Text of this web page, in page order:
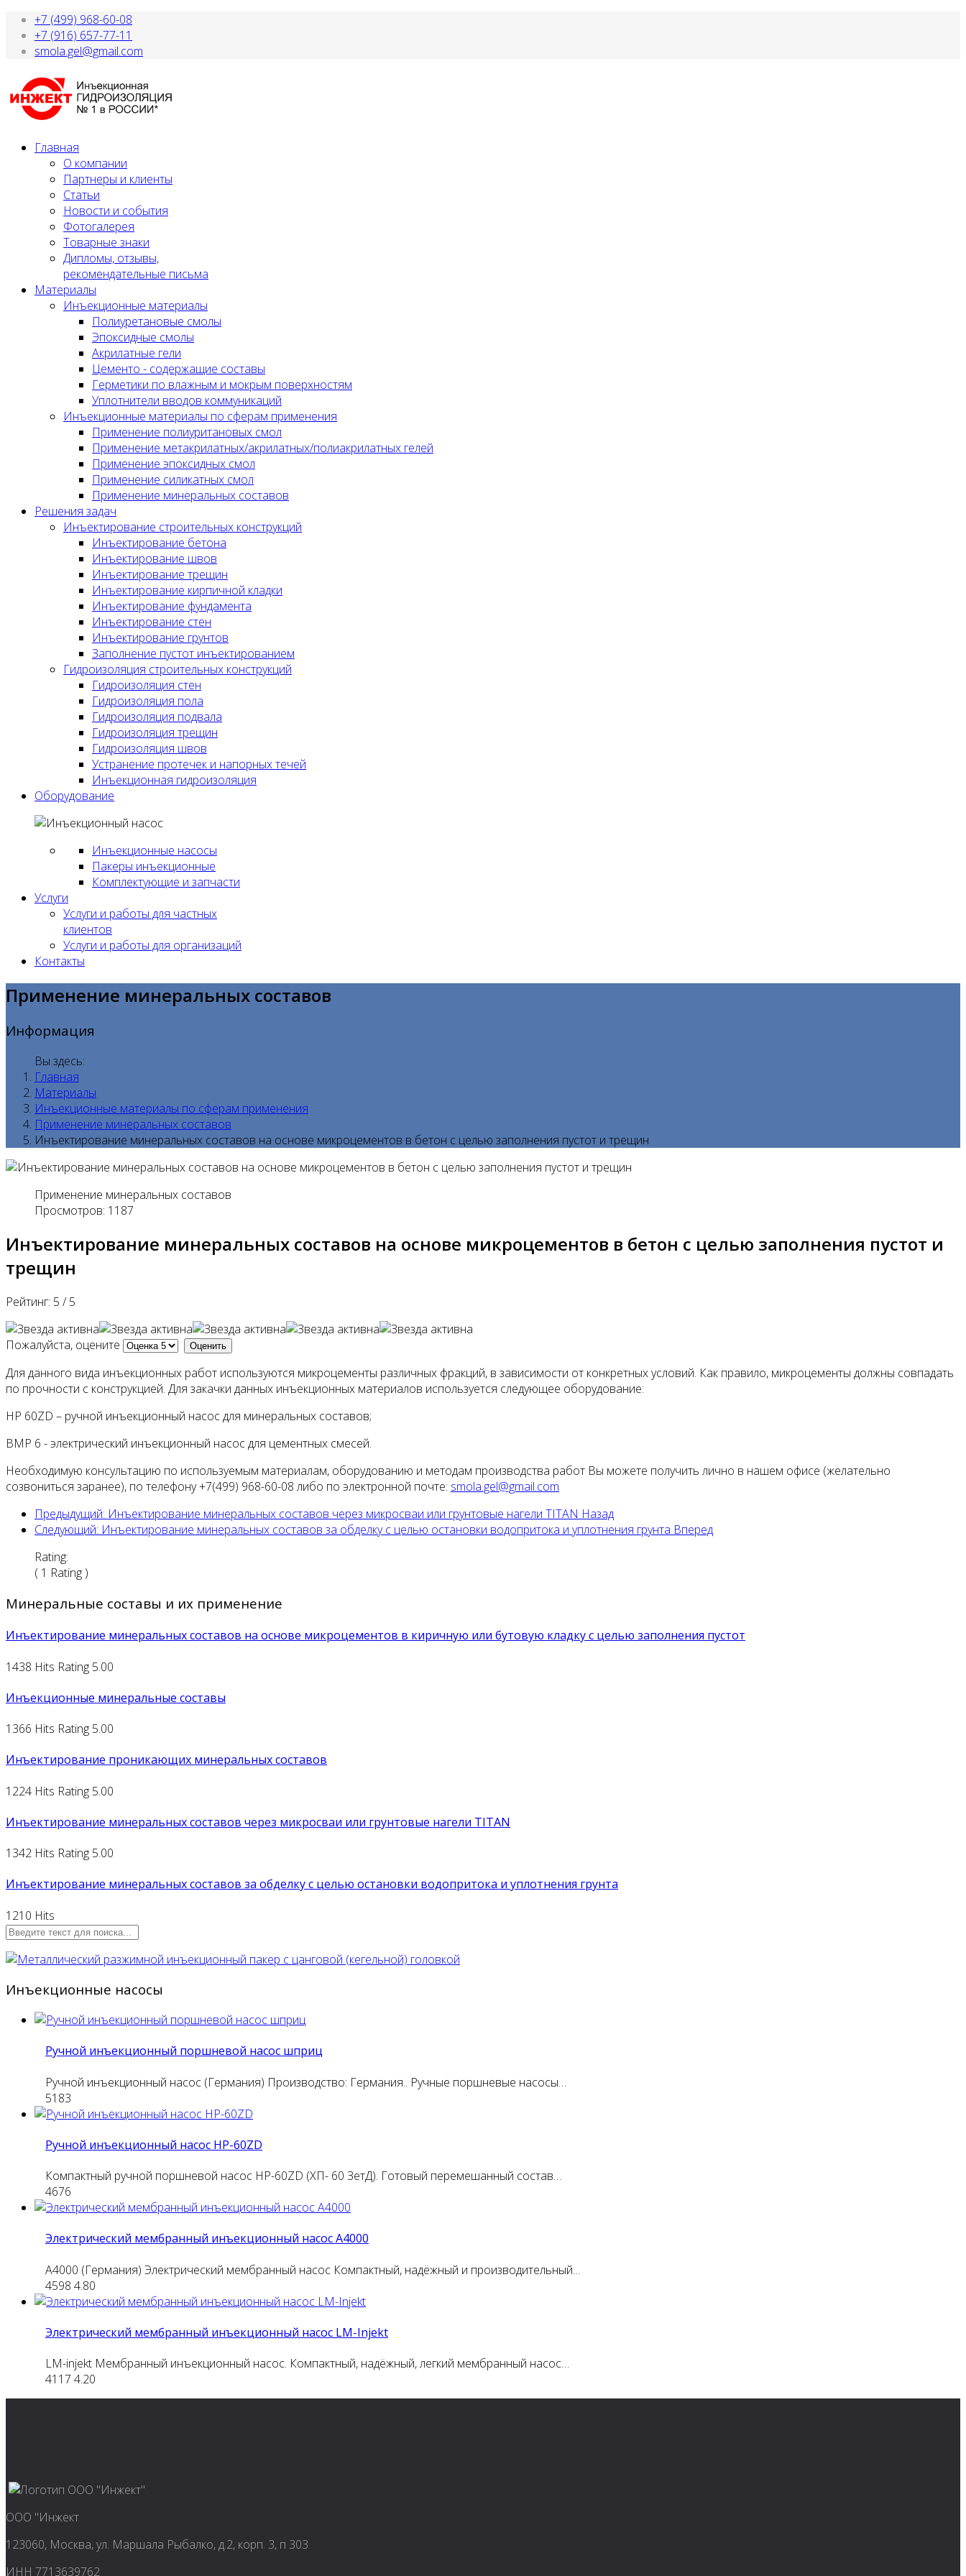
+7 (499) 968-60-08
+7 (916) 657-77-11
smola.gel@gmail.com
Главная
О компании
Партнеры и клиенты
Статьи
Новости и события
Фотогалерея
Товарные знаки
Дипломы, отзывы,
рекомендательные письма
Материалы
Инъекционные материалы
Полиуретановые смолы
Эпоксидные смолы
Акрилатные гели
Цементо - содержащие составы
Герметики по влажным и мокрым поверхностям
Уплотнители вводов коммуникаций
Инъекционные материалы по сферам применения
Применение полиуритановых смол
Применение метакрилатных/акрилатных/полиакрилатных гелей
Применение эпоксидных смол
Применение силикатных смол
Применение минеральных составов
Решения задач
Инъектирование строительных конструкций
Инъектирование бетона
Инъектирование швов
Инъектирование трещин
Инъектирование кирпичной кладки
Инъектирование фундамента
Инъектирование стен
Инъектирование грунтов
Заполнение пустот инъектированием
Гидроизоляция строительных конструкций
Гидроизоляция стен
Гидроизоляция пола
Гидроизоляция подвала
Гидроизоляция трещин
Гидроизоляция швов
Устранение протечек и напорных течей
Инъекционная гидроизоляция
Оборудование
Инъекционные насосы
Пакеры инъекционные
Комплектующие и запчасти
Услуги
Услуги и работы для частных
клиентов
Услуги и работы для организаций
Контакты
Применение минеральных составов
Информация
Вы здесь:
Главная
Материалы
Инъекционные материалы по сферам применения
Применение минеральных составов
Инъектирование минеральных составов на основе микроцементов в бетон с целью заполнения пустот и трещин
Применение минеральных составов
Просмотров: 1187
Инъектирование минеральных составов на основе микроцементов в бетон с целью заполнения пустот и
трещин
Рейтинг: 5 /5
Пожалуйста, оцените
Для данного вида инъекционных работ используются микроцементы различных фракций, в зависимости от конкретных условий. Как правило, микроцементы должны совпадать
по прочности с конструкцией. Для закачки данных инъекционных материалов используется следующее оборудование:
HP 60ZD – ручной инъекционный насос для минеральных составов;
BMP 6 - электрический инъекционный насос для цементных смесей.
Необходимую консультацию по используемым материалам, оборудованию и методам производства работ Вы можете получить лично в нашем офисе (желательно
созвониться заранее), по телефону +7(499) 968-60-08 либо по электронной почте: smola.gel@gmail.com
Предыдущий: Инъектирование минеральных составов через микросваи или грунтовые нагели TITAN Назад
Следующий: Инъектирование минеральных составов за обделку с целью остановки водопритока и уплотнения грунта Вперед
Rating:
( 1 Rating )
Минеральные составы и их применение
Инъектирование минеральных составов на основе микроцементов в киричную или бутовую кладку с целью заполнения пустот
1438 Hits Rating 5.00
Инъекционные минеральные составы
1366 Hits Rating 5.00
Инъектирование проникающих минеральных составов
1224 Hits Rating 5.00
Инъектирование минеральных составов через микросваи или грунтовые нагели TITAN
1342 Hits Rating 5.00
Инъектирование минеральных составов за обделку с целью остановки водопритока и уплотнения грунта
1210 Hits
Инъекционные насосы
Ручной инъекционный поршневой насос шприц
Ручной инъекционный насос (Германия) Производство: Германия.. Ручные поршневые насосы…
5183
Ручной инъекционный насос HP-60ZD
Компактный ручной поршневой насос HP-60ZD (ХП- 60 ЗетД). Готовый перемешанный состав…
4676
Электрический мембранный инъекционный насос А4000
A4000 (Германия) Электрический мембранный насос Компактный, надёжный и производительный…
4598 4.80
Электрический мембранный инъекционный насос LM-Injekt
LM-injekt Мембранный инъекционный насос. Компактный, надёжный, легкий мембранный насос…
4117 4.20
ООО "Инжект
123060, Москва, ул. Маршала Рыбалко, д.2, корп. 3, п 303
ИНН 7713639762